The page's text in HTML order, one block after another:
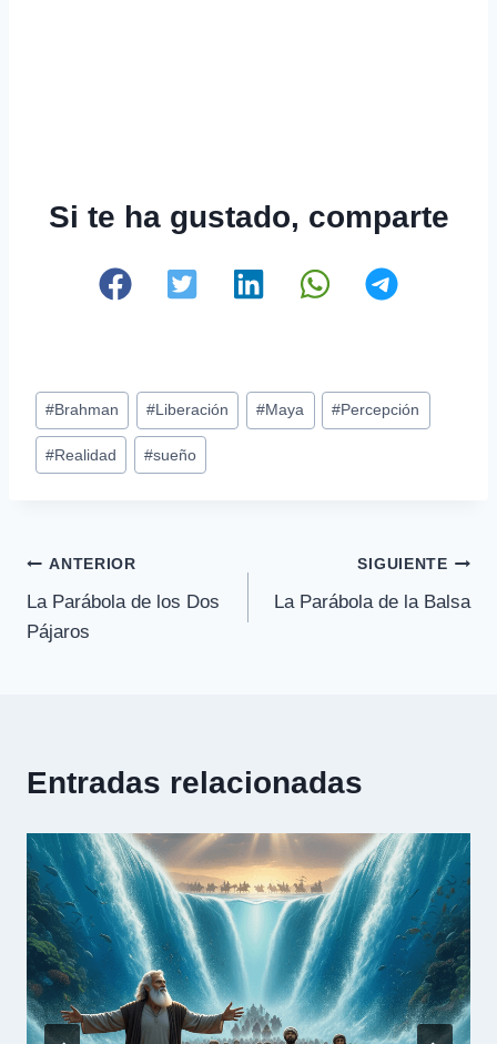
Si te ha gustado, comparte
Etiquetas
de
la
#Brahman #Liberación #Maya #Percepción
#Realidad #sueño
Navegación
de
ANTERIOR
La Parábola de los Dos
Pájaros
SIGUIENTE
La Parábola de la Balsa
Entradas relacionadas